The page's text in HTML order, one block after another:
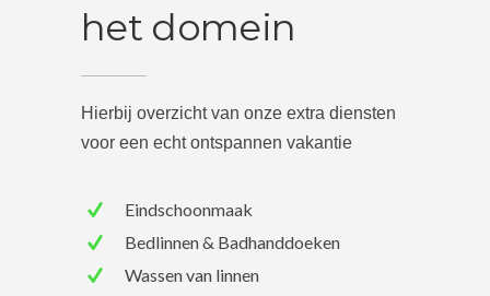
het domein
Hierbij overzicht van onze extra diensten
voor een echt ontspannen vakantie
Eindschoonmaak
Bedlinnen & Badhanddoeken
Wassen van linnen